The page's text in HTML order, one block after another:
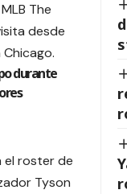
The
desde
durante
el roster de
Tyson